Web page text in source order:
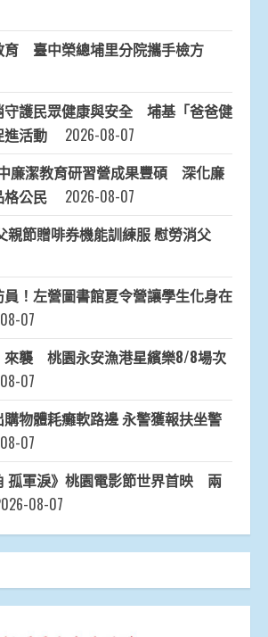
育 臺中榮總埔里分院攜手檢方
守護民眾健康與安全 埔基「爸爸健
進活動
2026-08-07
廉潔教育研習營成果豐碩 深化廉
格公民
2026-08-07
親節贈啡券機能訓練服 慰勞消父
！左營圖書館夏令營讓學生化身在
07
來襲 桃園永安漁港星繽樂8/8場次
07
物體耗癱軟路邊 永警獲報扶坐警
07
孤軍淚》桃園電影節世界首映 兩
08-07